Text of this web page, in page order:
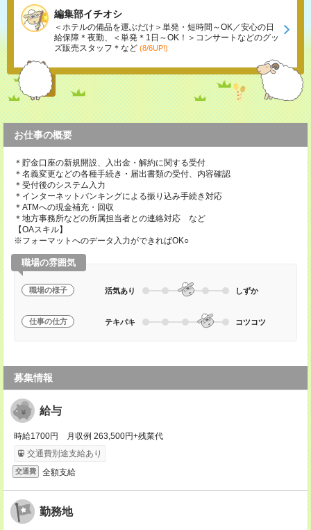
編集部イチオシ
＜ホテルの備品を運ぶだけ＞単発・短時間～OK／安心の日
給保障＊夜勤、＜単発＊1日～OK！＞コンサートなどのグッ
ズ販売スタッフ＊など (8/6UP!)
お仕事の概要
＊貯金口座の新規開設、入出金・解約に関する受付
＊名義変更などの各種手続き・届出書類の受付、内容確認
＊受付後のシステム入力
＊インターネットバンキングによる振り込み手続き対応
＊ATMへの現金補充・回収
＊地方事務所などの所属担当者との連絡対応 など
【OAスキル】
※フォーマットへのデータ入力ができればOK○
職場の雰囲気
職場の様子 活気あり しずか
仕事の仕方 テキパキ コツコツ
募集情報
給与
時給1700円 月収例 263,500円+残業代
交通費別途支給あり
交通費 全額支給
勤務地